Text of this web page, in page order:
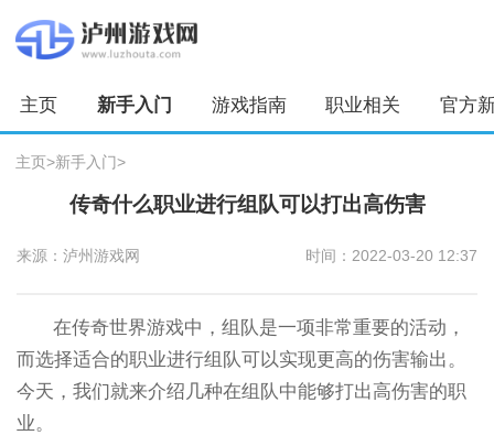
主页 新手入门 游戏指南 职业相关 官方
主页>新手入门>
传奇什么职业进行组队可以打出高伤害
来源：泸州游戏网 时间：2022-03-20 12:37
在传奇世界游戏中，组队是一项非常重要的活动，
而选择适合的职业进行组队可以实现更高的伤害输出。
今天，我们就来介绍几种在组队中能够打出高伤害的职
业。